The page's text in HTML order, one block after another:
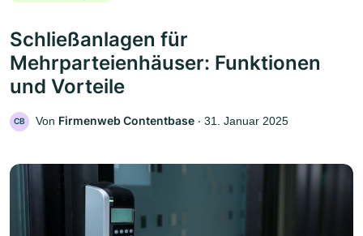
Schließanlagen für
Mehrparteienhäuser: Funktionen
und Vorteile
CB Von Firmenweb Contentbase ‧ 31. Januar 2025